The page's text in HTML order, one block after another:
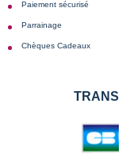
Paiement sécurisé
Parrainage
Chèques Cadeaux